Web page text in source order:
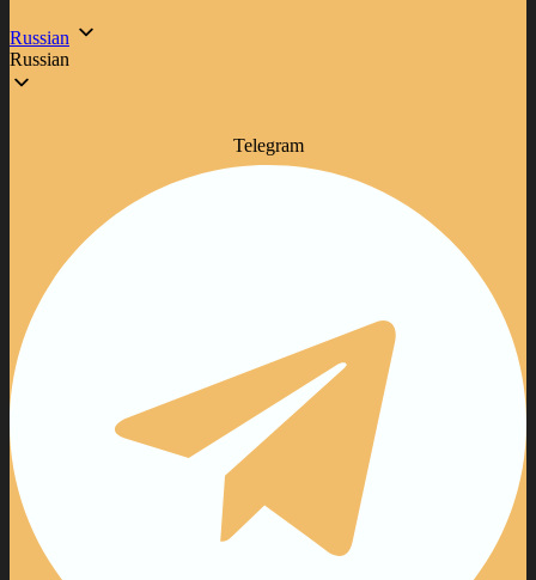
Russian
Russian
Telegram